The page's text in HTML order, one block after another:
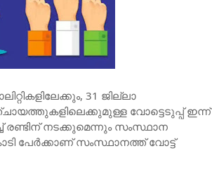
31 ജില്ലാ
വോട്ടെടുപ്പ് ഇന്ന്
രണ്ടിന് നടക്കുമെന്നും സംസ്ഥാന
പേര്‍ക്കാണ് സംസ്ഥാനത്ത് വോട്ട്